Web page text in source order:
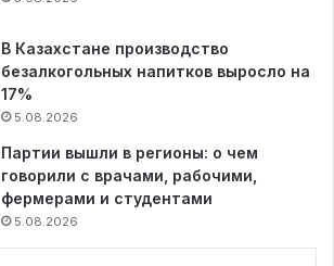
В Казахстане производство
безалкогольных напитков выросло на
17%
5.08.2026
Партии вышли в регионы: о чем
говорили с врачами, рабочими,
фермерами и студентами
5.08.2026